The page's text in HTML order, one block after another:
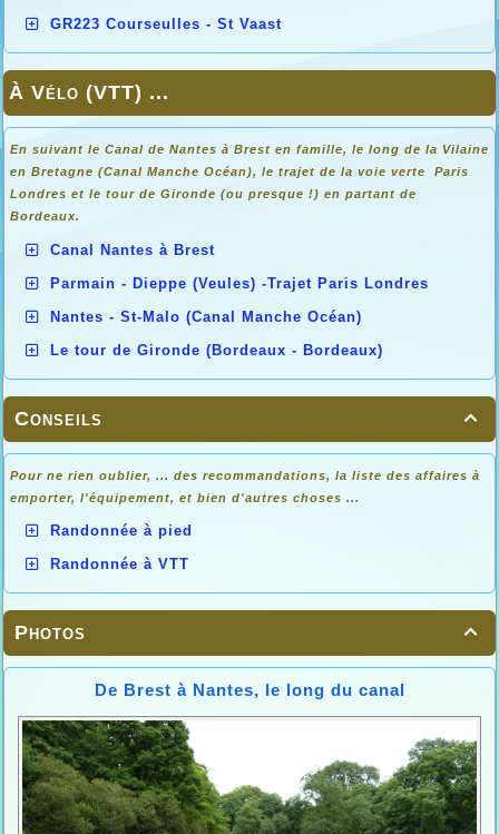
GR223 Courseulles - St Vaast
À Vélo (VTT) ...
En suivant le Canal de Nantes à Brest en famille, le long de la Vilaine
en Bretagne (Canal Manche Océan), le trajet de la voie verte Paris
Londres et le tour de Gironde (ou presque !) en partant de
Bordeaux.
Canal Nantes à Brest
Parmain - Dieppe (Veules) -Trajet Paris Londres
Nantes - St-Malo (Canal Manche Océan)
Le tour de Gironde (Bordeaux - Bordeaux)

Conseils
Pour ne rien oublier, ... des recommandations, la liste des affaires à
emporter, l'équipement, et bien d'autres choses ...
Randonnée à pied
Randonnée à VTT

Photos
De Brest à Nantes, le long du canal